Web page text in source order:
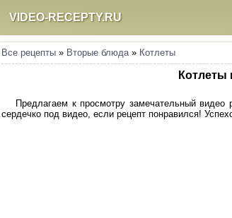
VIDEO-RECEPTY.RU
Все рецепты » Вторые блюда» Котлеты
Котлеты
Предлагаем к просмотру замечательный видео
сердечко под видео, если рецепт понравился!